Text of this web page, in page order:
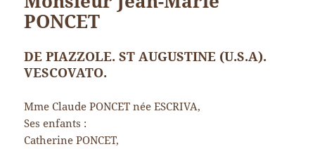
PONCET
DE PIAZZOLE. ST AUGUSTINE (U.S.A).
VESCOVATO.
Mme Claude PONCET née ESCRIVA,
Ses enfants :
Catherine PONCET,